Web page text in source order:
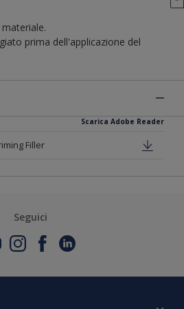
materiale.
prima dell'applicazione del
Scarica Adobe Reader
Filler
Seguici